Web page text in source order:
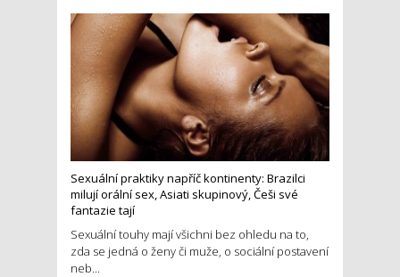
Sexuální praktiky napříč kontinenty: Brazilci
milují orální sex, Asiati skupinový, Češi své
fantazie tají
Sexuální touhy mají všichni bez ohledu na to,
zda se jedná o ženy či muže, o sociální postavení
neb...